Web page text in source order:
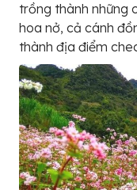
trồng thành những
hoa nở, cả cánh
thành địa điểm